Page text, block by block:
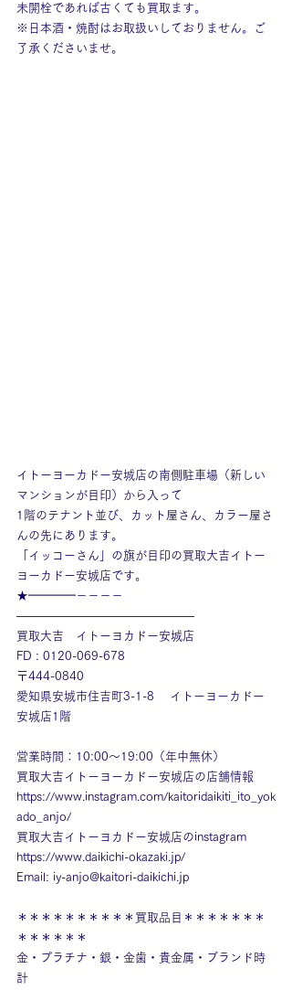
未開栓であれば古くても買取ます。
※日本酒・焼酎はお取扱いしておりません。ご
了承くださいませ。
イトーヨーカドー安城店の南側駐車場（新しい
マンションが目印）から入って
1階のテナント並び、カット屋さん、カラー屋さ
んの先にあります。
「イッコーさん」の旗が目印の買取大吉イトー
ヨーカドー安城店です。
★━━━━－－－－
———————————————
買取大吉　イトーヨカドー安城店
FD : 0120-069-678
〒444-0840
愛知県安城市住吉町3-1-8　 イトーヨーカドー
安城店1階
営業時間：10:00～19:00（年中無休）
買取大吉イトーヨーカドー安城店の店舗情報
https://www.instagram.com/kaitoridaikiti_ito_yok
ado_anjo/
買取大吉イトーヨカドー安城店のinstagram
https://www.daikichi-okazaki.jp/
Email: iy-anjo@kaitori-daikichi.jp
＊＊＊＊＊＊＊＊＊＊買取品目＊＊＊＊＊＊＊
＊＊＊＊＊＊
金・プラチナ・銀・金歯・貴金属・ブランド時
計